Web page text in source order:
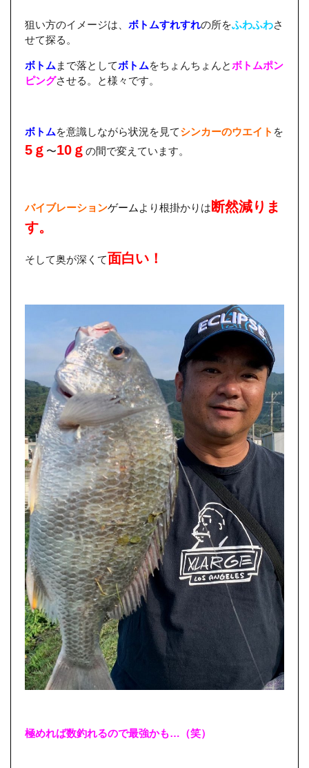
狙い方のイメージは、 ボトムすれすれの所をふわふわさ
せて探る。
ボトム まで落としてボトムをちょんちょんとボトムポン
ピングさせる。と様々です。
ボトムを意識しながら状況を見てシンカーのウエイト を
5ｇ 〜10ｇ の間で変えています。
バイブレーションゲーム より根掛かりは 断然減りま
す。
そして奥が深くて面白い！
極めれば数釣れるので最強かも…（笑）